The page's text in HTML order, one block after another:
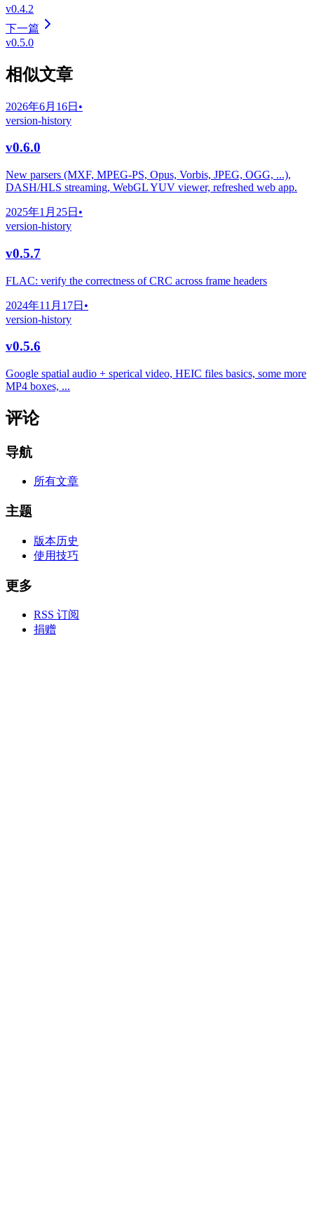
v0.4.2
下一篇
v0.5.0
相似文章
2026年6月16日 •
version-history
v0.6.0
New parsers (MXF, MPEG-PS, Opus, Vorbis, JPEG, OGG, ...),
DASH/HLS streaming, WebGL YUV viewer, refreshed web app.
2025年1月25日 •
version-history
v0.5.7
FLAC: verify the correctness of CRC across frame headers
2024年11月17日 •
version-history
v0.5.6
Google spatial audio + sperical video, HEIC files basics, some more
MP4 boxes, ...
评论
导航
所有文章
主题
版本历史
使用技巧
更多
RSS 订阅
捐赠